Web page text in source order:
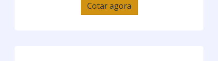
Cotar agora